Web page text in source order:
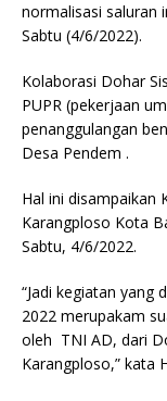
normalisasi saluran
Sabtu (4/6/2022).
Kolaborasi Dohar
PUPR (pekerjaan
penanggulangan
Desa Pendem .
Hal ini disampaikan
Karangploso Kota
Sabtu, 4/6/2022.
“Jadi kegiatan yang
2022 merupakam
oleh TNI AD, dari
Karangploso,” kata